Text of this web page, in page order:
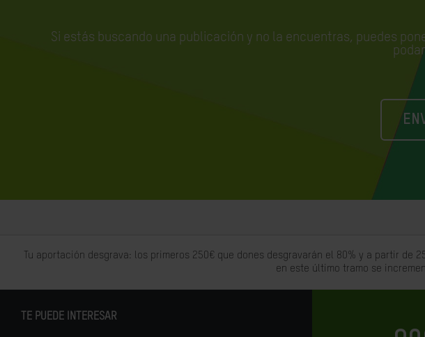
Si estás buscando una publicación y no la encuentras, puedes
Tu aportación desgrava: los primeros 250€ que dones desgravarán el 80% y a partir de
en este último tramo se
TE PUEDE INTERESAR